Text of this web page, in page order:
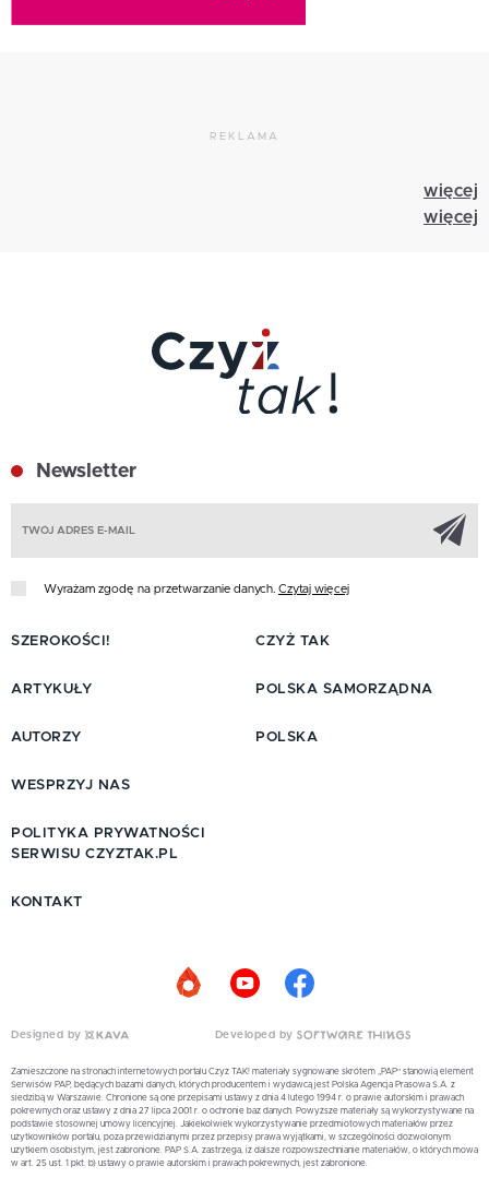
REKLAMA
więcej
więcej
Newsletter
Wyrażam zgodę na przetwarzanie danych. Czytaj więcej
SZEROKOŚCI!
ARTYKUŁY
AUTORZY
CZYŻ TAK
POLSKA SAMORZĄDNA
POLSKA
WESPRZYJ NAS
POLITYKA PRYWATNOŚCI
SERWISU CZYZTAK.PL
KONTAKT
Designed by Developed by
Zamieszczone na stronach internetowych portalu Czyż TAK! materiały sygnowane skrótem „PAP” stanowią element
Serwisów PAP, będących bazami danych, których producentem i wydawcą jest Polska Agencja Prasowa S.A. z
siedzibą w Warszawie. Chronione są one przepisami ustawy z dnia 4 lutego 1994 r. o prawie autorskim i prawach
pokrewnych oraz ustawy z dnia 27 lipca 2001 r. o ochronie baz danych. Powyższe materiały są wykorzystywane na
podstawie stosownej umowy licencyjnej. Jakiekolwiek wykorzystywanie przedmiotowych materiałów przez
użytkowników portalu, poza przewidzianymi przez przepisy prawa wyjątkami, w szczególności dozwolonym
użytkiem osobistym, jest zabronione. PAP S.A. zastrzega, iż dalsze rozpowszechnianie materiałów, o których mowa
w art. 25 ust. 1 pkt. b) ustawy o prawie autorskim i prawach pokrewnych, jest zabronione.